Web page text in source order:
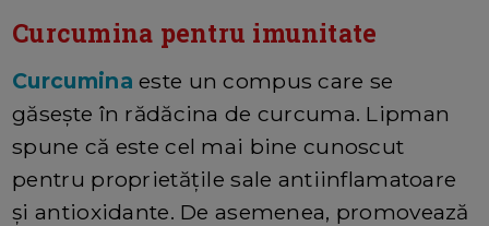
Curcumina pentru imunitate
Curcumina este un compus care se
găsește în rădăcina de curcuma. Lipman
spune că este cel mai bine cunoscut
pentru proprietățile sale antiinflamatoare
și antioxidante. De asemenea, promovează